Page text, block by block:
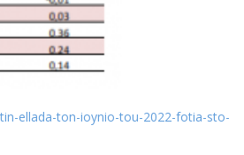
ellada-ton-ioynio-tou-2022-fotia-sto-